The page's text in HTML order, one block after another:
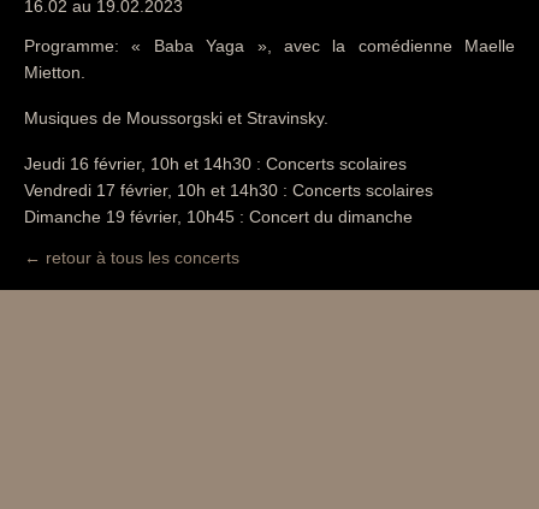
16.02 au 19.02.2023
Programme: « Baba Yaga », avec la comédienne Maelle
Mietton.
Musiques de Moussorgski et Stravinsky.
Jeudi 16 février, 10h et 14h30 : Concerts scolaires
Vendredi 17 février, 10h et 14h30 : Concerts scolaires
Dimanche 19 février, 10h45 : Concert du dimanche
← retour à tous les concerts